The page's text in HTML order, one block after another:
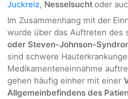
Juckreiz, Nesselsucht oder
Im Zusammenhang mit der
wurde über das Auftreten des
oder Steven-Johnson-
sind schwere
Medikamenteneinnahme
gehen häufig einher mit einer
Allgemeinbefindens des